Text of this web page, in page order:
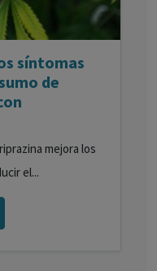
síntomas
de
mejora los
el...